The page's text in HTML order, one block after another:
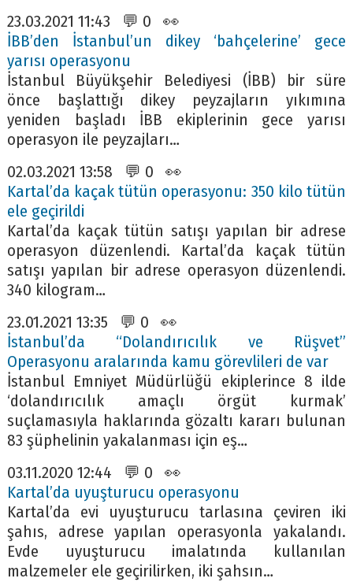
23.03.2021 11:43 💬 0 👀
İBB’den İstanbul’un dikey ‘bahçelerine’ gece
yarısı operasyonu
İstanbul Büyükşehir Belediyesi (İBB) bir süre
önce başlattığı dikey peyzajların yıkımına
yeniden başladı İBB ekiplerinin gece yarısı
operasyon ile peyzajları…
02.03.2021 13:58 💬 0 👀
Kartal’da kaçak tütün operasyonu: 350 kilo tütün
ele geçirildi
Kartal’da kaçak tütün satışı yapılan bir adrese
operasyon düzenlendi. Kartal’da kaçak tütün
satışı yapılan bir adrese operasyon düzenlendi.
340 kilogram…
23.01.2021 13:35 💬 0 👀
İstanbul’da “Dolandırıcılık ve Rüşvet”
Operasyonu aralarında kamu görevlileri de var
İstanbul Emniyet Müdürlüğü ekiplerince 8 ilde
‘dolandırıcılık amaçlı örgüt kurmak’
suçlamasıyla haklarında gözaltı kararı bulunan
83 şüphelinin yakalanması için eş…
03.11.2020 12:44 💬 0 👀
Kartal’da uyuşturucu operasyonu
Kartal’da evi uyuşturucu tarlasına çeviren iki
şahıs, adrese yapılan operasyonla yakalandı.
Evde uyuşturucu imalatında kullanılan
malzemeler ele geçirilirken, iki şahsın…